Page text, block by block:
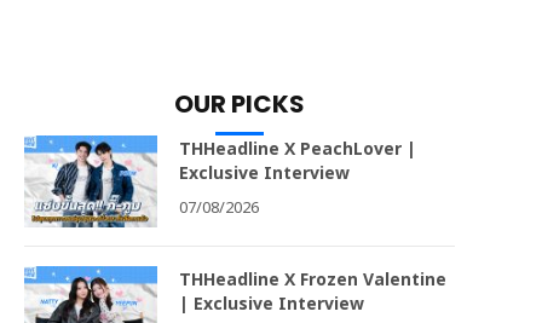
OUR PICKS
THHeadline X PeachLover |
Exclusive Interview
07/08/2026
THHeadline X Frozen Valentine
| Exclusive Interview